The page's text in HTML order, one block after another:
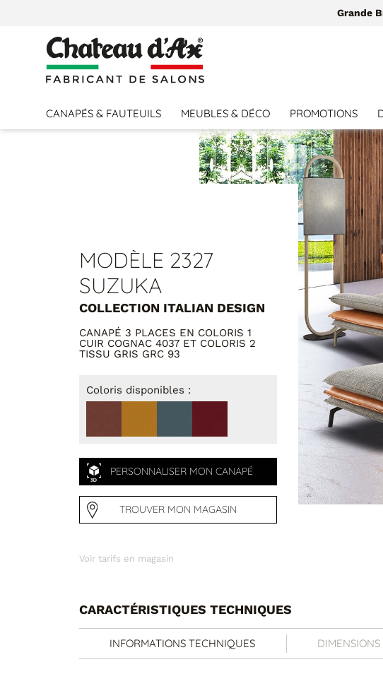
Grande
CANAPÉS & FAUTEUILS MEUBLES & DÉCO PROMOTIONS
MODÈLE 2327
SUZUKA
COLLECTION ITALIAN DESIGN
CANAPÉ 3 PLACES EN COLORIS 1
CUIR COGNAC 4037 ET COLORIS 2
TISSU GRIS GRC 93
Coloris disponibles :
PERSONNALISER MON CANAPÉ
PERSONNALISER VOTRE CANAPÉ
MODÈLE
DA DC
Cat 1 : Cuir Family
Cat 5 : Cuir Luxury
Cat Spécial : Tissu Spécial
COLORIS 2
Cat 1 : Cuir Family
Cat 5 : Cuir Luxury
Cat 6 : Cuir Aniline
TROUVER MON MAGASIN
Voir tarifs en magasin
CARACTÉRISTIQUES TECHNIQUES
INFORMATIONS TECHNIQUES